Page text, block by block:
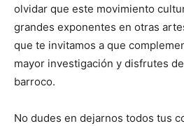
olvidar que este movimiento
grandes exponentes en otras
que te invitamos a que
mayor investigación y disfrutes
barroco.
No dudes en dejarnos todos tus